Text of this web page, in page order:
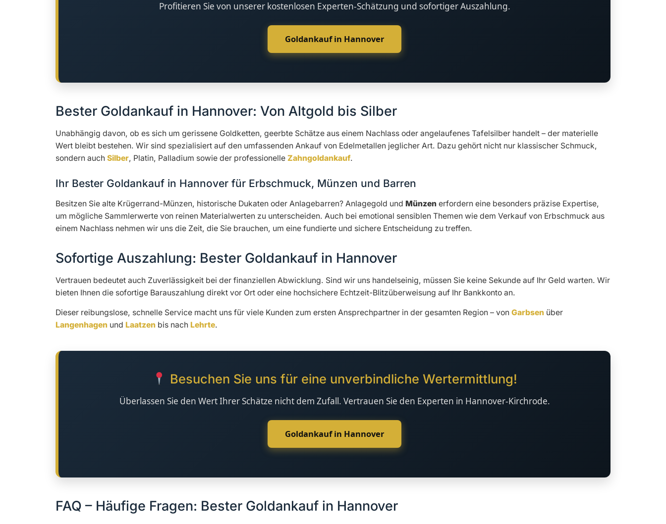
Profitieren Sie von unserer kostenlosen Experten-Schätzung und sofortiger Auszahlung.
Goldankauf in Hannover
Bester Goldankauf in Hannover: Von Altgold bis Silber
Unabhängig davon, ob es sich um gerissene Goldketten, geerbte Schätze aus einem Nachlass oder angelaufenes Tafelsilber handelt – der materielle
Wert bleibt bestehen. Wir sind spezialisiert auf den umfassenden Ankauf von Edelmetallen jeglicher Art. Dazu gehört nicht nur klassischer Schmuck,
sondern auch Silber, Platin, Palladium sowie der professionelle Zahngoldankauf.
Ihr Bester Goldankauf in Hannover für Erbschmuck, Münzen und Barren
Besitzen Sie alte Krügerrand-Münzen, historische Dukaten oder Anlagebarren? Anlagegold und Münzen erfordern eine besonders präzise Expertise,
um mögliche Sammlerwerte von reinen Materialwerten zu unterscheiden. Auch bei emotional sensiblen Themen wie dem Verkauf von Erbschmuck aus
einem Nachlass nehmen wir uns die Zeit, die Sie brauchen, um eine fundierte und sichere Entscheidung zu treffen.
Sofortige Auszahlung: Bester Goldankauf in Hannover
Vertrauen bedeutet auch Zuverlässigkeit bei der finanziellen Abwicklung. Sind wir uns handelseinig, müssen Sie keine Sekunde auf Ihr Geld warten. Wir
bieten Ihnen die sofortige Barauszahlung direkt vor Ort oder eine hochsichere Echtzeit-Blitzüberweisung auf Ihr Bankkonto an.
Dieser reibungslose, schnelle Service macht uns für viele Kunden zum ersten Ansprechpartner in der gesamten Region – von Garbsen über
Langenhagen und Laatzen bis nach Lehrte.
Besuchen Sie uns für eine unverbindliche Wertermittlung!
Überlassen Sie den Wert Ihrer Schätze nicht dem Zufall. Vertrauen Sie den Experten in Hannover-Kirchrode.
Goldankauf in Hannover
FAQ – Häufige Fragen: Bester Goldankauf in Hannover